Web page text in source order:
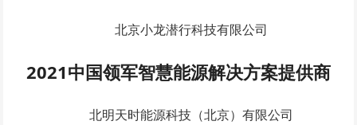
北京小龙潜行科技有限公司
2021中国领军智慧能源解决方案提供商
北明天时能源科技（北京）有限公司